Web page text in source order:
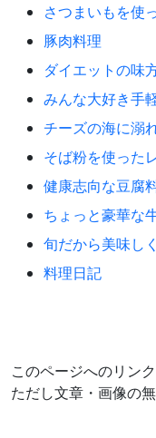
さつまいもを使
豚肉料理
ダイエットの味
みんな大好き手
チーズの海に溺
そば粉を使った
健康志向な豆腐
ちょっと豪華な
旬だから美味し
料理日記
このページへのリン
ただし文章・画像の